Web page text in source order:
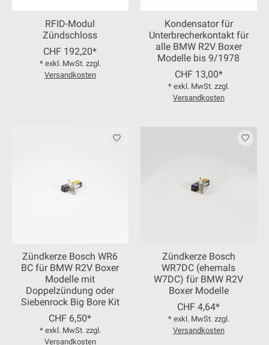
RFID-Modul
Zündschloss
CHF 192,20*
* exkl. MwSt. zzgl.
Versandkosten
Kondensator für
Unterbrecherkontakt für
alle BMW R2V Boxer
Modelle bis 9/1978
CHF 13,00*
* exkl. MwSt. zzgl.
Versandkosten
Zündkerze Bosch WR6
BC für BMW R2V Boxer
Modelle mit
Doppelzündung oder
Siebenrock Big Bore Kit
CHF 6,50*
* exkl. MwSt. zzgl.
Versandkosten
Zündkerze Bosch
WR7DC (ehemals
W7DC) für BMW R2V
Boxer Modelle
CHF 4,64*
* exkl. MwSt. zzgl.
Versandkosten